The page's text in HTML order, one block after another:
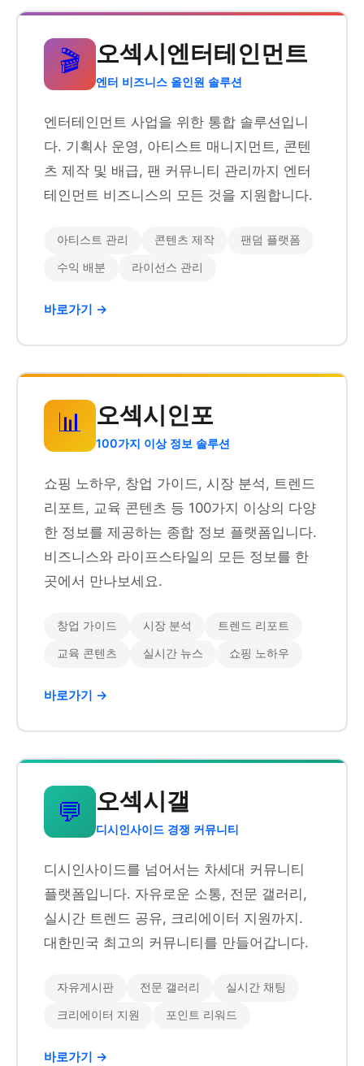
🎬 오섹시엔터테인먼트
엔터 비즈니스 올인원 솔루션
엔터테인먼트 사업을 위한 통합 솔루션입니
다. 기획사 운영, 아티스트 매니지먼트, 콘텐
츠 제작 및 배급, 팬 커뮤니티 관리까지 엔터
테인먼트 비즈니스의 모든 것을 지원합니다.
아티스트 관리 콘텐츠 제작 팬덤 플랫폼
수익 배분 라이선스 관리
바로가기 →
📊 오섹시인포
100가지 이상 정보 솔루션
쇼핑 노하우, 창업 가이드, 시장 분석, 트렌드
리포트, 교육 콘텐츠 등 100가지 이상의 다양
한 정보를 제공하는 종합 정보 플랫폼입니다.
비즈니스와 라이프스타일의 모든 정보를 한
곳에서 만나보세요.
창업 가이드 시장 분석 트렌드 리포트
교육 콘텐츠 실시간 뉴스 쇼핑 노하우
바로가기 →
💬 오섹시갤
디시인사이드 경쟁 커뮤니티
디시인사이드를 넘어서는 차세대 커뮤니티
플랫폼입니다. 자유로운 소통, 전문 갤러리,
실시간 트렌드 공유, 크리에이터 지원까지.
대한민국 최고의 커뮤니티를 만들어갑니다.
자유게시판 전문 갤러리 실시간 채팅
크리에이터 지원 포인트 리워드
바로가기 →